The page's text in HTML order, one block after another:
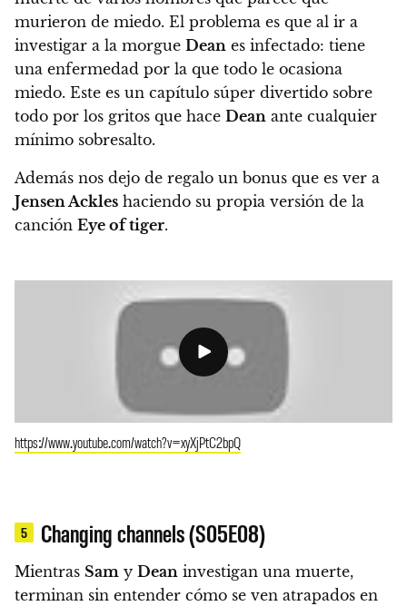
murieron de miedo. El problema es que al ir a
investigar a la morgue Dean es infectado: tiene
una enfermedad por la que todo le ocasiona
miedo. Este es un capítulo súper divertido sobre
todo por los gritos que hace Dean ante cualquier
mínimo sobresalto.
Además nos dejo de regalo un bonus que es ver a
Jensen Ackles haciendo su propia versión de la
canción Eye of tiger.
https://www.youtube.com/watch?v=xyXjPtC2bpQ
5 Changing channels (S05E08)
Mientras Sam y Dean investigan una muerte,
terminan sin entender cómo se ven atrapados en